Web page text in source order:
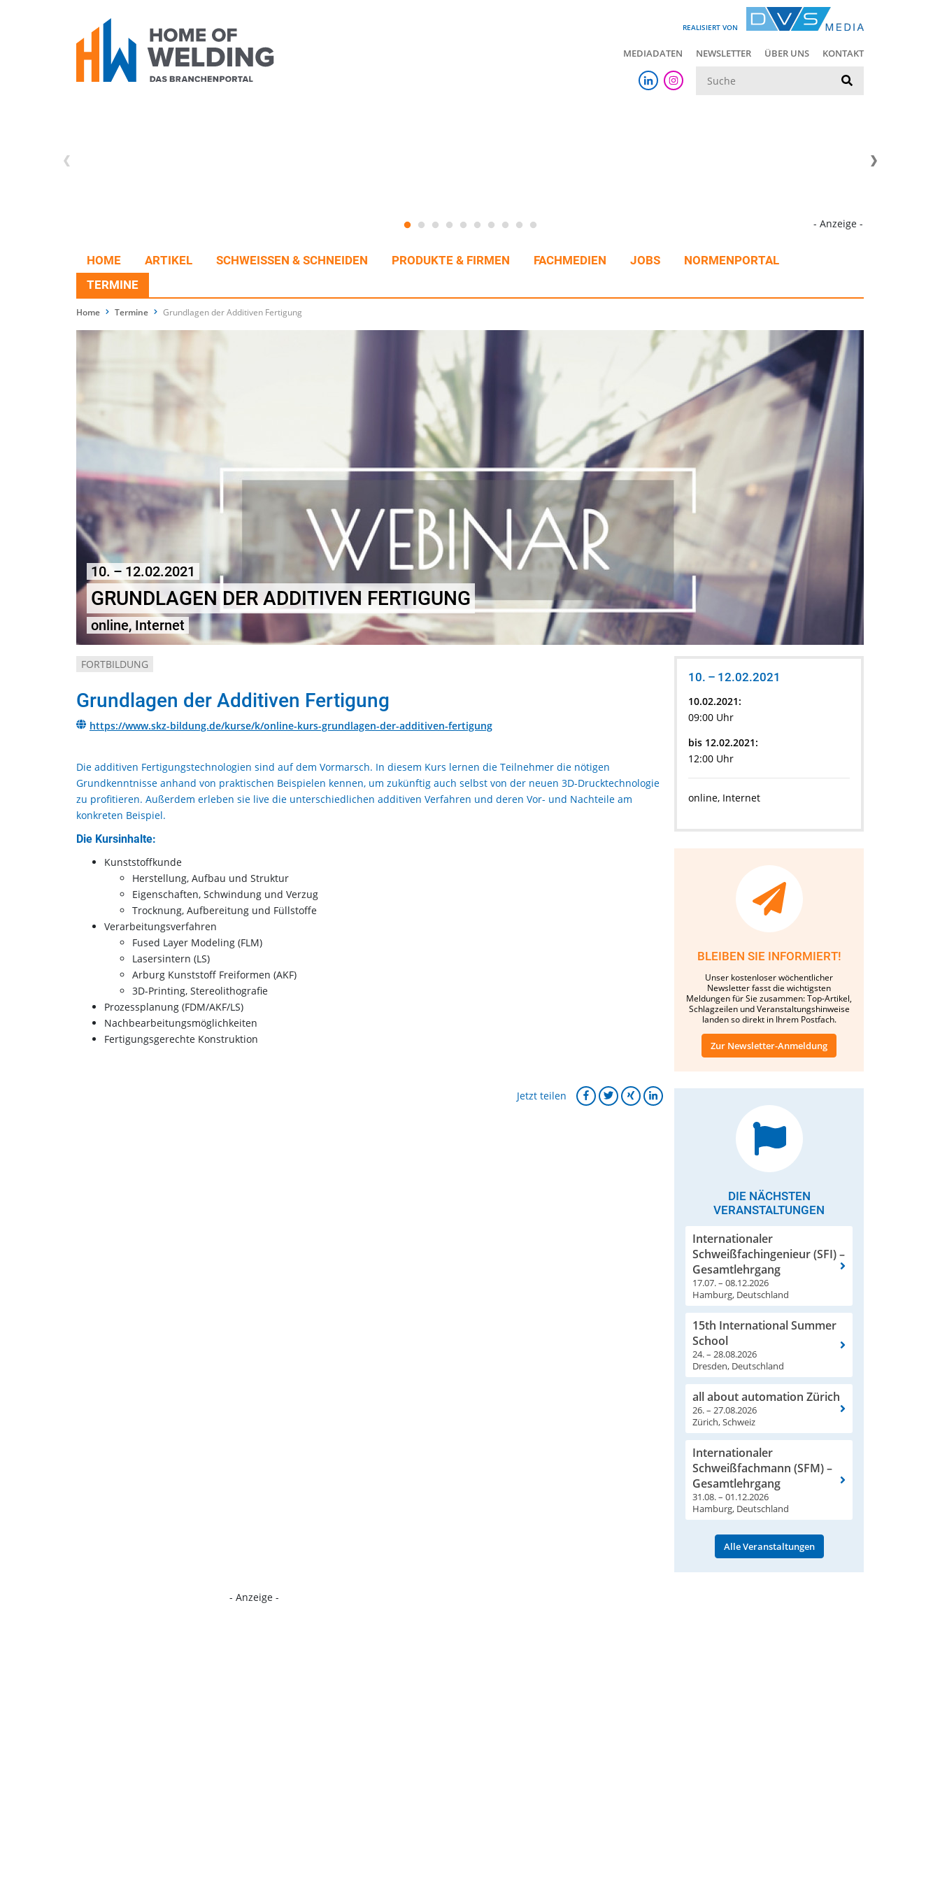
REALISIERT VON
MEDIADATEN NEWSLETTER ÜBER UNS KONTAKT
- Anzeige -
HOME ARTIKEL SCHWEISSEN & SCHNEIDEN PRODUKTE & FIRMEN FACHMEDIEN JOBS
NORMENPORTAL
TERMINE
Home Termine Grundlagen der Additiven Fertigung
10. – 12.02.2021
GRUNDLAGEN DER ADDITIVEN FERTIGUNG
online, Internet
FORTBILDUNG
Grundlagen der Additiven Fertigung
https://www.skz-bildung.de/kurse/k/online-kurs-grundlagen-der-additiven-fertigung
Die additiven Fertigungstechnologien sind auf dem Vormarsch. In diesem Kurs lernen die Teilnehmer die nötigen
Grundkenntnisse anhand von praktischen Beispielen kennen, um zukünftig auch selbst von der neuen 3D-Drucktechnologie
zu profitieren. Außerdem erleben sie live die unterschiedlichen additiven Verfahren und deren Vor- und Nachteile am
konkreten Beispiel.
Die Kursinhalte:
Kunststoffkunde
Herstellung, Aufbau und Struktur
Eigenschaften, Schwindung und Verzug
Trocknung, Aufbereitung und Füllstoffe
Verarbeitungsverfahren
Fused Layer Modeling (FLM)
Lasersintern (LS)
Arburg Kunststoff Freiformen (AKF)
3D-Printing, Stereolithografie
Prozessplanung (FDM/AKF/LS)
Nachbearbeitungsmöglichkeiten
Fertigungsgerechte Konstruktion
Jetzt teilen
10. – 12.02.2021
10.02.2021:
09:00 Uhr
bis 12.02.2021:
12:00 Uhr
online, Internet
BLEIBEN SIE INFORMIERT!
Unser kostenloser wöchentlicher
Newsletter fasst die wichtigsten
Meldungen für Sie zusammen: Top-Artikel,
Schlagzeilen und Veranstaltungshinweise
landen so direkt in Ihrem Postfach.
Zur Newsletter-Anmeldung
DIE NÄCHSTEN
VERANSTALTUNGEN
Internationaler
Schweißfachingenieur (SFI) –
Gesamtlehrgang
17.07. – 08.12.2026
Hamburg, Deutschland
15th International Summer
School
24. – 28.08.2026
Dresden, Deutschland
all about automation Zürich
26. – 27.08.2026
Zürich, Schweiz
Internationaler
Schweißfachmann (SFM) –
Gesamtlehrgang
31.08. – 01.12.2026
Hamburg, Deutschland
Alle Veranstaltungen
- Anzeige -